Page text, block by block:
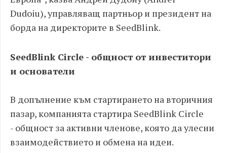
Dudoiu),управляващ партньор и президент на
борда на директорите в SeedBlink.
SeedBlink Circle - общност от инвеститори
и основатели
В допълнение към стартирането на вторичния
пазар, компанията стартира SeedBlink Circle
- общност за активни членове, която да улесни
взаимодействието и обмена на идеи.